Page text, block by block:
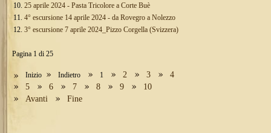
25 aprile 2024 - Pasta Tricolore a Corte Buè
4° escursione 14 aprile 2024 - da Rovegro a Nolezzo
3° escursione 7 aprile 2024_Pizzo Corgella (Svizzera)
Pagina 1 di 25
Inizio Indietro 1 2 3
4
5
6 7 8 9
10
Avanti
Fine